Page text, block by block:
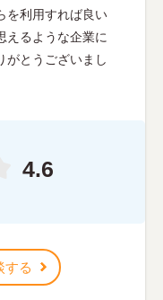
を利用すれば良い
えるような企業に
がとうございまし
4.6
する